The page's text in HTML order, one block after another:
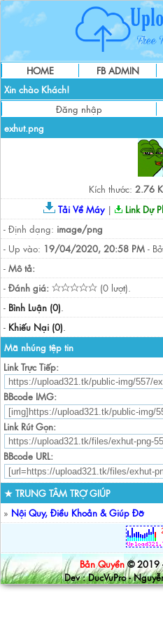
HOME FB ADMIN
Xin chào Khách!
Đăng nhập
exhut.png
Kích thước: 2.76
Tải Về Máy| Link Dự
- Định dạng: image/png
- Up vào: 19/04/2020, 20:58 PM -
- Mô tả:
- Đánh giá:
(0 lượt).
- Bình Luận (0).
- Khiếu Nại (0).
Mã nhúng tệp tin
Link Trực Tiếp:
BBcode IMG:
Link Rút Gọn:
BBcode URL:
★ TRUNG TÂM TRỢ GIÚP
» Nội Quy, Điều Khoản & Giúp Đỡ
Bản Quyền © 2019
Dev : DucVuPro -